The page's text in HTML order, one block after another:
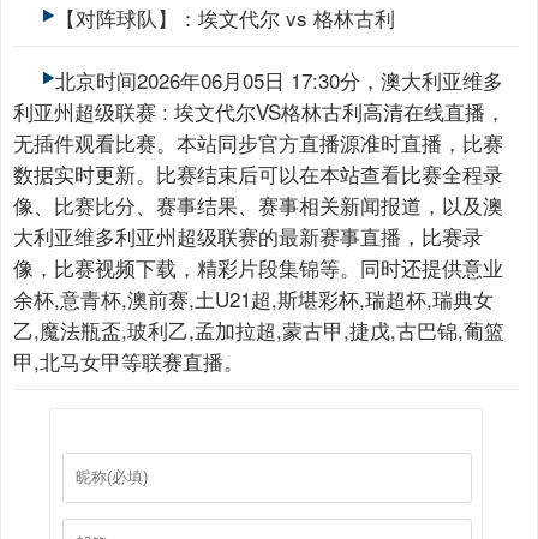
【对阵球队】：埃文代尔 vs 格林古利
北京时间2026年06月05日 17:30分，澳大利亚维多
利亚州超级联赛 : 埃文代尔VS格林古利高清在线直播，
无插件观看比赛。本站同步官方直播源准时直播，比赛
数据实时更新。比赛结束后可以在本站查看比赛全程录
像、比赛比分、赛事结果、赛事相关新闻报道，以及澳
大利亚维多利亚州超级联赛的最新赛事直播，比赛录
像，比赛视频下载，精彩片段集锦等。同时还提供意业
余杯,意青杯,澳前赛,土U21超,斯堪彩杯,瑞超杯,瑞典女
乙,魔法瓶盃,玻利乙,孟加拉超,蒙古甲,捷戊,古巴锦,葡篮
甲,北马女甲等联赛直播。